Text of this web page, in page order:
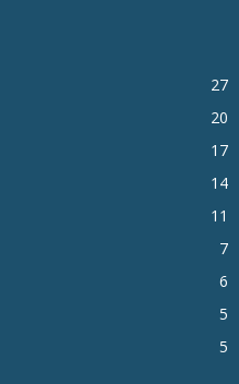
27
20
17
14
11
7
6
5
5